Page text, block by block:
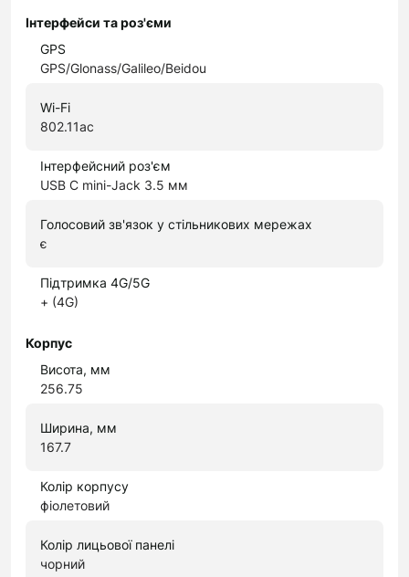
Інтерфейси та роз'єми
GPS
GPS/Glonass/Galileo/Beidou
Wi-Fi
802.11ac
Інтерфейсний роз'єм
USB C mini-Jack 3.5 мм
Голосовий зв'язок у стільникових мережах
є
Підтримка 4G/5G
+ (4G)
Корпус
Висота, мм
256.75
Ширина, мм
167.7
Колір корпусу
фіолетовий
Колір лицьової панелі
чорний